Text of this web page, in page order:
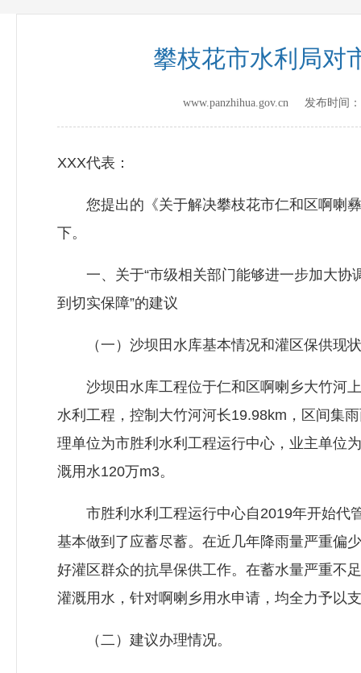
攀枝花市水利局对
www.panzhihua.gov.cn 发布时间：
XXX代表：
您提出的《关于解决攀枝花市仁和区啊喇彝
下。
一、关于“市级相关部门能够进一步加大协
到切实保障”的建议
（一）沙坝田水库基本情况和灌区保供现
沙坝田水库工程位于仁和区啊喇乡大竹河上
水利工程，控制大竹河河长19.98km，区间集
理单位为市胜利水利工程运行中心，业主单位
溉用水120万m3。
市胜利水利工程运行中心自2019年开始代管
基本做到了应蓄尽蓄。在近几年降雨量严重偏
好灌区群众的抗旱保供工作。在蓄水量严重不
灌溉用水，针对啊喇乡用水申请，均全力予以
（二）建议办理情况。